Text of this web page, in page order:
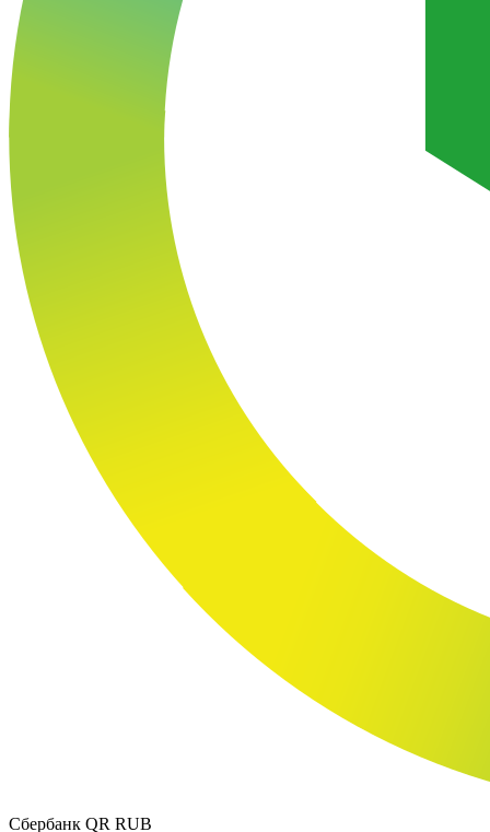
Сбербанк QR RUB